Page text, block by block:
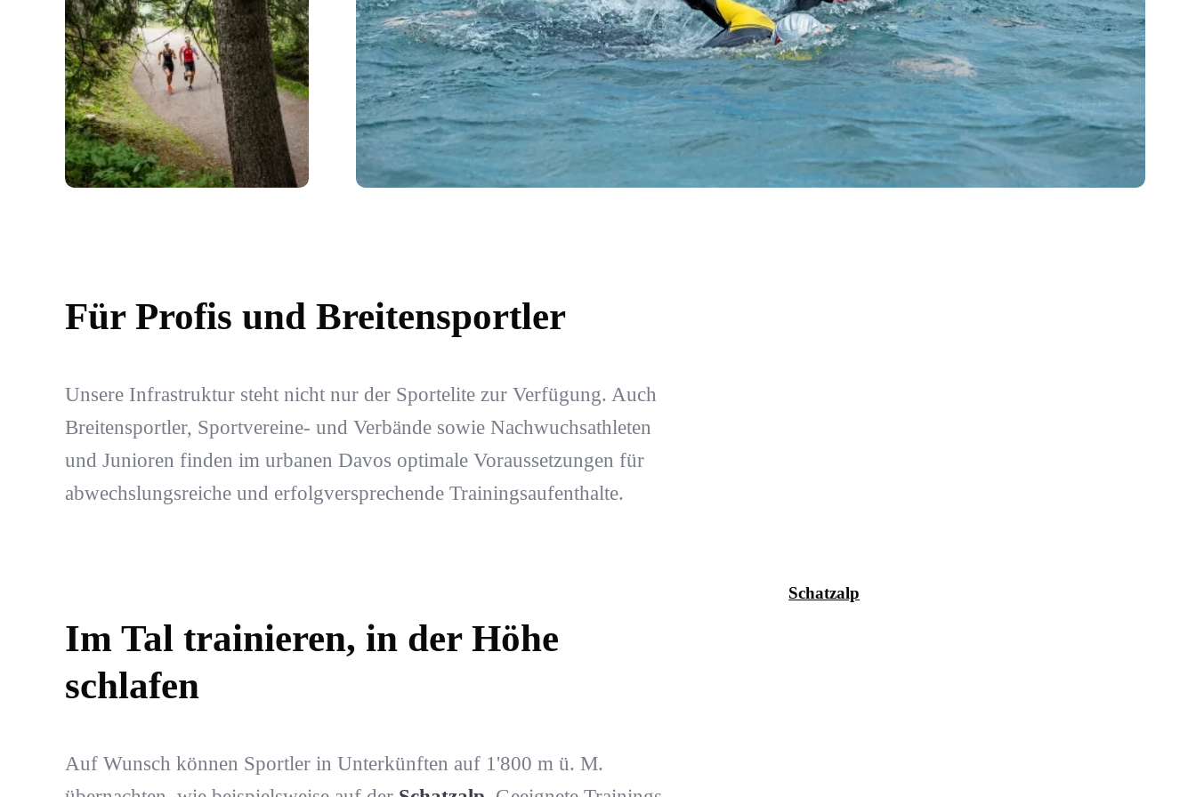
Für Profis und Breitensportler
Unsere Infrastruktur steht nicht nur der Sportelite zur Verfügung. Auch
Breitensportler, Sportvereine- und Verbände sowie Nachwuchsathleten
und Junioren finden im urbanen Davos optimale Voraussetzungen für
abwechslungsreiche und erfolgversprechende Trainingsaufenthalte.
Im Tal trainieren, in der Höhe
schlafen
Auf Wunsch können Sportler in Unterkünften auf 1'800 m ü. M.
Schatzalp